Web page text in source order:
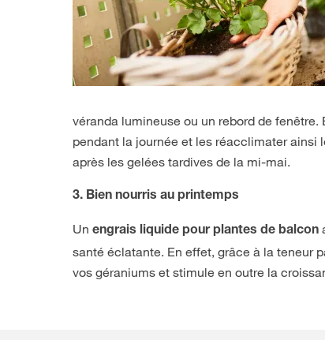
véranda lumineuse ou un rebord de
pendant la journée et les réacclimater ainsi
après les gelées tardives de la mi-mai.
3. Bien nourris au printemps
Un engrais liquide pour plantes de balcon
santé éclatante. En effet, grâce à la teneur
vos géraniums et stimule en outre la